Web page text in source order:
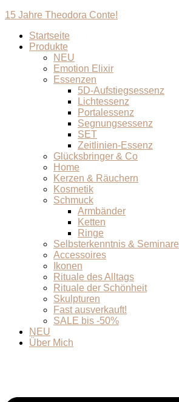
15 Jahre Theodora Conte!
Startseite
Produkte
NEU
Emotion Elixir
Essenzen
5D-Aufstiegsessenz
Lichtessenz
Portalessenz
Segnungsessenz
SET
Zeitlinien-Essenz
Glücksbringer & Co
Home
Kerzen & Räuchern
Kosmetik
Schmuck
Armbänder
Ketten
Ringe
Selbsterkenntnis & Seminare
Accessoires
Ikonen
Rituale des Alltags
Rituale der Schönheit
Skulpturen
Fast ausverkauft!
SALE bis -50%
NEU
Über Mich